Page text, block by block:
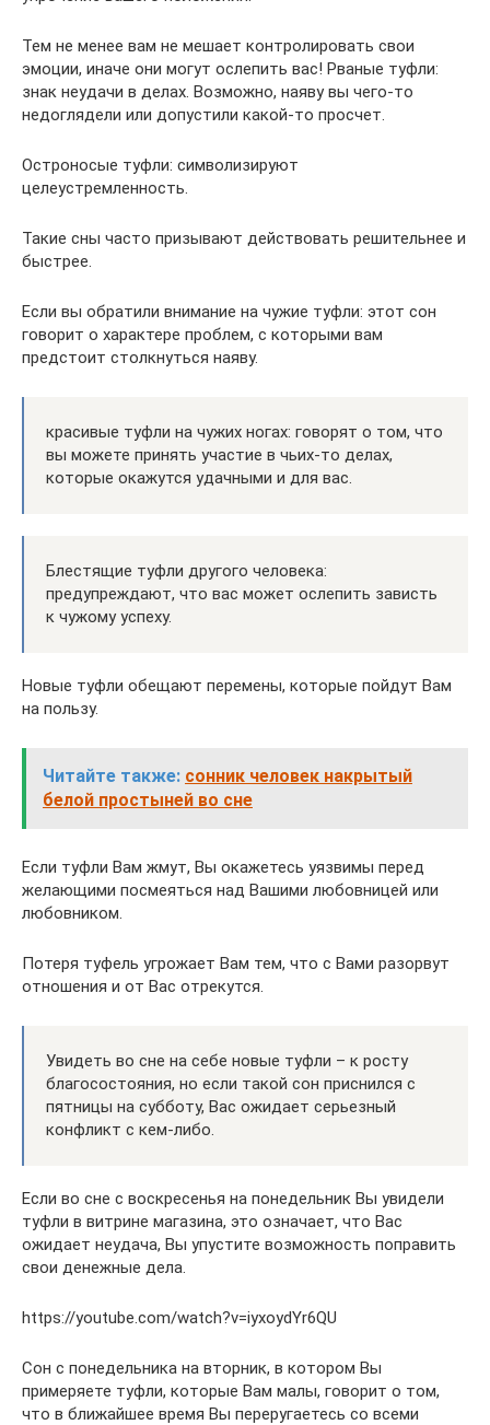
Тем не менее вам не мешает контролировать свои
эмоции, иначе они могут ослепить вас! Рваные туфли:
знак неудачи в делах. Возможно, наяву вы чего-то
недоглядели или допустили какой-то просчет.
Остроносые туфли: символизируют
целеустремленность.
Такие сны часто призывают действовать решительнее и
быстрее.
Если вы обратили внимание на чужие туфли: этот сон
говорит о характере проблем, с которыми вам
предстоит столкнуться наяву.
красивые туфли на чужих ногах: говорят о том, что
вы можете принять участие в чьих-то делах,
которые окажутся удачными и для вас.
Блестящие туфли другого человека:
предупреждают, что вас может ослепить зависть
к чужому успеху.
Новые туфли обещают перемены, которые пойдут Вам
на пользу.
Читайте также: сонник человек накрытый
белой простыней во сне
Если туфли Вам жмут, Вы окажетесь уязвимы перед
желающими посмеяться над Вашими любовницей или
любовником.
Потеря туфель угрожает Вам тем, что с Вами разорвут
отношения и от Вас отрекутся.
Увидеть во сне на себе новые туфли – к росту
благосостояния, но если такой сон приснился с
пятницы на субботу, Вас ожидает серьезный
конфликт с кем-либо.
Если во сне с воскресенья на понедельник Вы увидели
туфли в витрине магазина, это означает, что Вас
ожидает неудача, Вы упустите возможность поправить
свои денежные дела.
https://youtube.com/watch?v=iyxoydYr6QU
Сон с понедельника на вторник, в котором Вы
примеряете туфли, которые Вам малы, говорит о том,
что в ближайшее время Вы переругаетесь со всеми